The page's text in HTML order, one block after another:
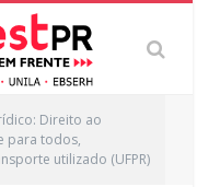
Direito ao
para todos,
utilizado (UFPR)